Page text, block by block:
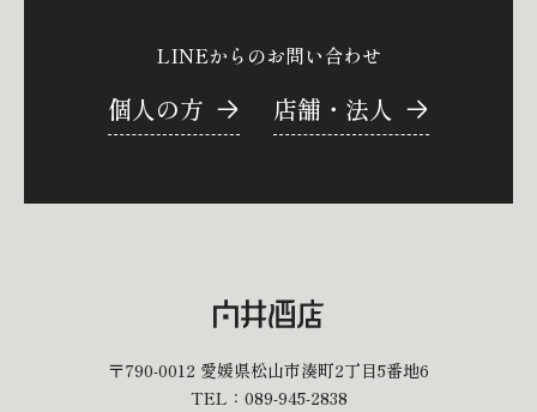
LINEからのお問い合わせ
個人の方 店舗・法人
〒790-0012 愛媛県松山市湊町2丁目5番地6
TEL： 089-945-2838